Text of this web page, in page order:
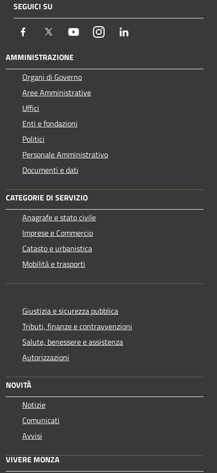
SEGUICI SU
Facebook Twitter YoutubeInstagram
AMMINISTRAZIONE
Organi di Governo
Aree Amministrative
Uffici
Enti e fondazioni
Politici
Personale Amministrativo
Documenti e dati
CATEGORIE DI SERVIZIO
Anagrafe e stato civile
Imprese e Commercio
Catasto e urbanistica
Mobilità e trasporti
Giustizia e sicurezza pubblica
Tributi, finanze e contravvenzioni
Salute, benessere e assistenza
Autorizzazioni
NOVITÀ
Notizie
Comunicati
Avvisi
VIVERE MONZA